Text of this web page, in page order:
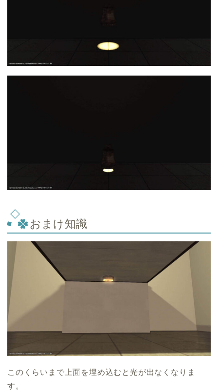
おまけ知識
このくらいまで上面を埋め込むと光が出なくなりま
す。